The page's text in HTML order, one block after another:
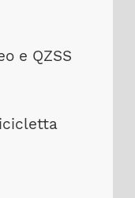
e QZSS